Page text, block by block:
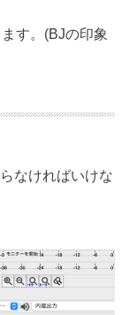
す。(BJの印象
なければいけな